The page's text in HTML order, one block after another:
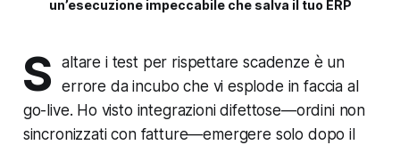
un’esecuzione impeccabile che salva il tuo ERP
S
altare i test per rispettare scadenze è un
errore da incubo che vi esplode in faccia al
go-live. Ho visto integrazioni difettose—ordini non
sincronizzati con fatture—emergere solo dopo il